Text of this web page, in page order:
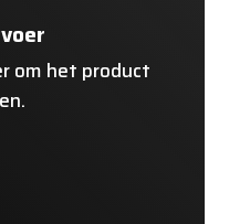
om het product